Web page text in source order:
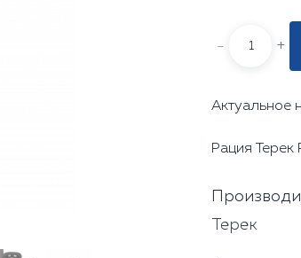
- +
Актуальное
Рация
Терек